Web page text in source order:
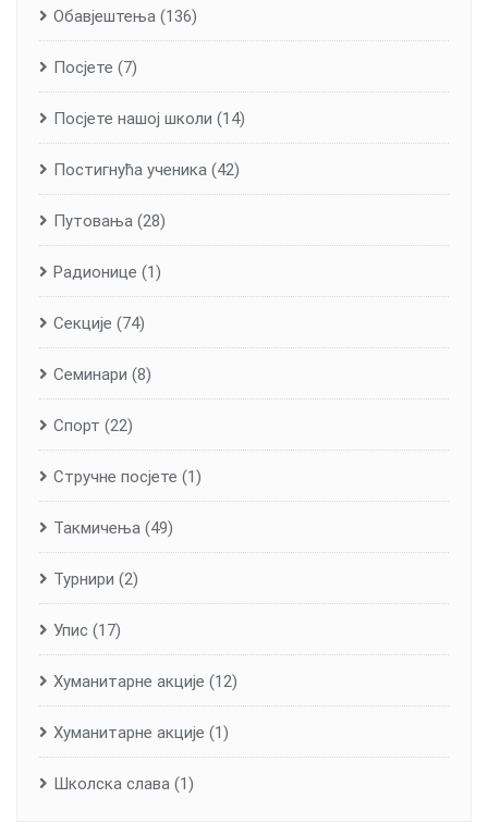
Обавјештења (136)
Посјете (7)
Посјете нашој школи (14)
Постигнућа ученика (42)
Путовања (28)
Радионице (1)
Секције (74)
Семинари (8)
Спорт (22)
Стручне посјете (1)
Такмичења (49)
Турнири (2)
Упис (17)
Хуманитарне aкције (12)
Хуманитарне акције (1)
Школска слава (1)